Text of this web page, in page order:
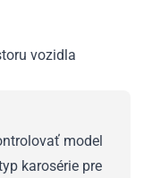
vozidla
model
karosérie pre